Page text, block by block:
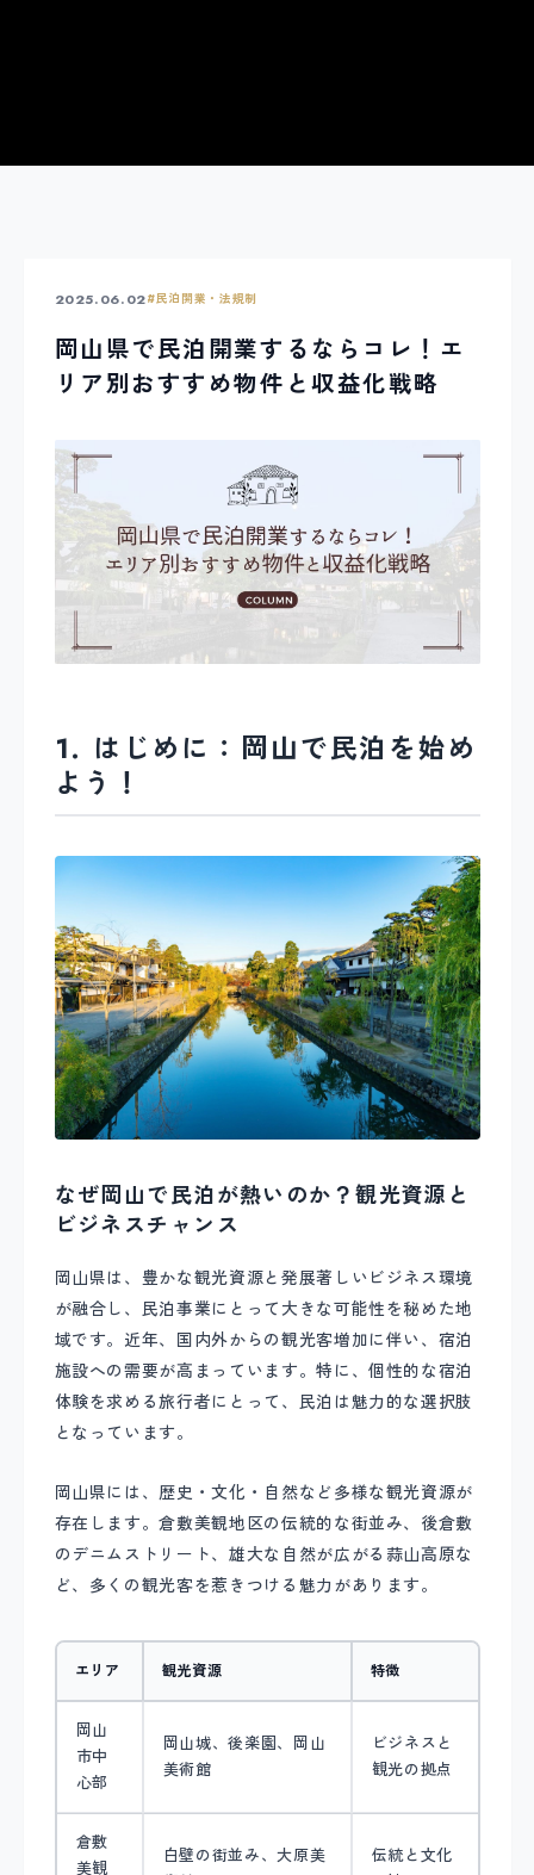
2025.06.02#民泊開業・法規制
岡山県で民泊開業するならコレ！エ
リア別おすすめ物件と収益化戦略
1. はじめに：岡山で民泊を始め
よう！
なぜ岡山で民泊が熱いのか？観光資源と
ビジネスチャンス
岡山県は、豊かな観光資源と発展著しいビジネス環境
が融合し、民泊事業にとって大きな可能性を秘めた地
域です。近年、国内外からの観光客増加に伴い、宿泊
施設への需要が高まっています。特に、個性的な宿泊
体験を求める旅行者にとって、民泊は魅力的な選択肢
となっています。
岡山県には、歴史・文化・自然など多様な観光資源が
存在します。倉敷美観地区の伝統的な街並み、後倉敷
のデニムストリート、雄大な自然が広がる蒜山高原な
ど、多くの観光客を惹きつける魅力があります。
エリア 観光資源 特徴
岡山
市中
心部
岡山城、後楽園、岡山
美術館
ビジネスと
観光の拠点
倉敷
美観
白壁の街並み、大原美
伝統と文化